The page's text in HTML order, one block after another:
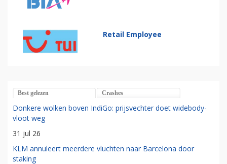
Retail Employee
Best gelezen Crashes
Donkere wolken boven IndiGo: prijsvechter doet widebody-
vloot weg
31 jul 26
KLM annuleert meerdere vluchten naar Barcelona door
staking